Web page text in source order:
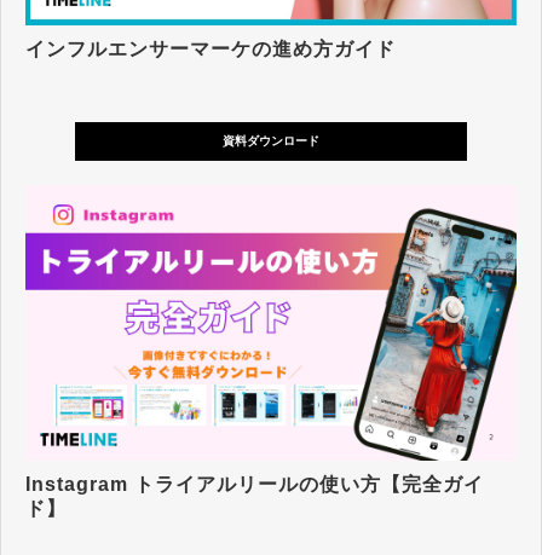
インフルエンサーマーケの進め方ガイド
資料ダウンロード
Instagram トライアルリールの使い方【完全ガイ
ド】